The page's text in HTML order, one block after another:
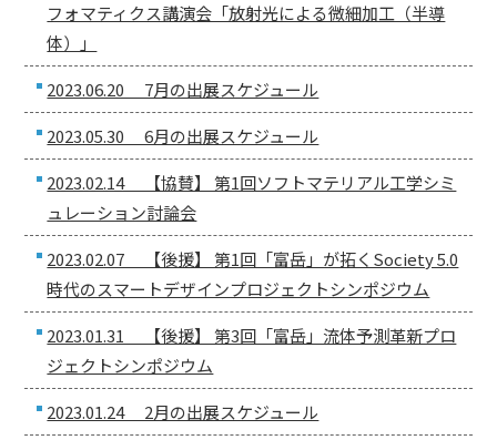
フォマティクス講演会「放射光による微細加工（半導
体）」
2023.06.20 7月の出展スケジュール
2023.05.30 6月の出展スケジュール
2023.02.14 【協賛】 第1回ソフトマテリアル工学シミ
ュレーション討論会
2023.02.07 【後援】 第1回「富岳」が拓くSociety 5.0
時代のスマートデザインプロジェクトシンポジウム
2023.01.31 【後援】 第3回「富岳」流体予測革新プロ
ジェクトシンポジウム
2023.01.24 2月の出展スケジュール